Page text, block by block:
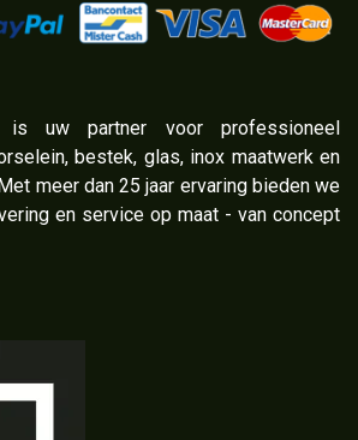
is uw partner voor professioneel
bestek, glas, inox maatwerk en
meer dan 25 jaar ervaring bieden we
en service op maat - van concept